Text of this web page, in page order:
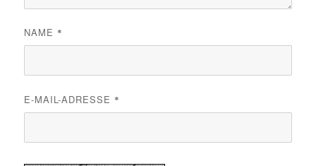
NAME *
E-MAIL-ADRESSE *